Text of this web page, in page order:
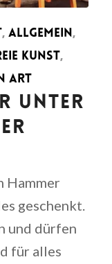
, ALLGEMEIN,
KUNST,
ART
UNTER
Hammer
geschenkt.
und dürfen
für alles